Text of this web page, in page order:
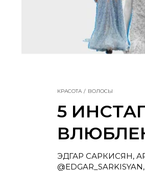
КРАСОТА ВОЛОСЫ
5
ЭДГАР САРКИСЯН,